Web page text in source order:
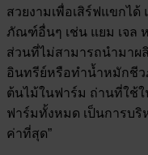
สวยงามเพื่อเสิร์ฟแขกไ
ภัณฑ์อื่นๆ เช่น แยม เจล
ส่วนที่ไม่สามารถนำมาผ
อินทรีย์หรือทำน้ำหมักชีว
ต้นไม้ในฟาร์ม ถ่านที่ใช้ใ
ฟาร์มทั้งหมด เป็นการบริ
ค่าที่สุด”